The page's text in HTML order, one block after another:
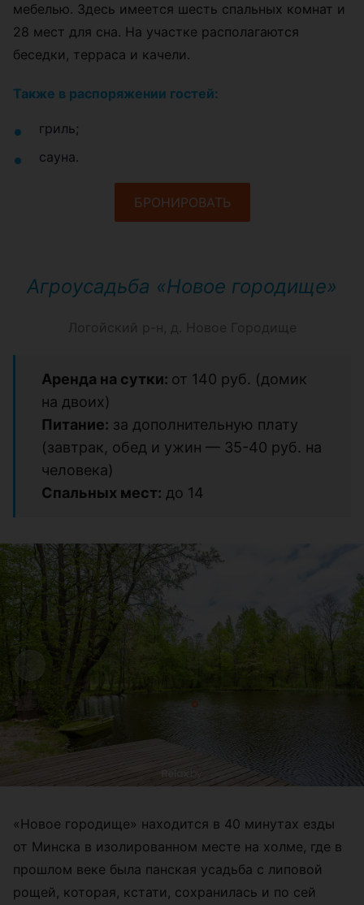
мебелью. Здесь имеется шесть спальных комнат и
28 мест для сна. На участке располагаются
беседки, терраса и качели.
Также в распоряжении гостей:
гриль;
сауна.
БРОНИРОВАТЬ
Агроусадьба «Новое городище»
Логойский р-н, д. Новое Городище
Аренда на сутки: от 140 руб. (домик
на двоих)
Питание: за дополнительную плату
(завтрак, обед и ужин — 35-40 руб. на
человека)
Спальных мест: до 14
«Новое городище» находится в 40 минутах езды
от Минска в изолированном месте на холме, где в
прошлом веке была панская усадьба с липовой
рощей, которая, кстати, сохранилась и по сей